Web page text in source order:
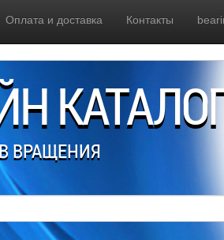
Оплата и доставка Контакты
ВРАЩЕНИЯ